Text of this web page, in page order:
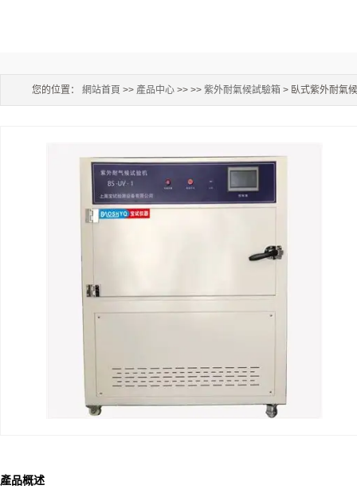
您的位置： 網站首頁 >> 產品中心 >> >> 紫外耐氣候試驗箱 > 臥式紫外耐氣
產品概述